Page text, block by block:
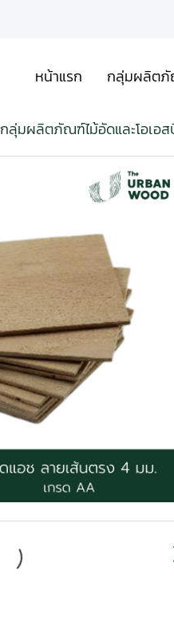
หน้าแรก กลุ่มผลิต
กลุ่มผลิตภัณฑ์ไม้อัดและโอเอส